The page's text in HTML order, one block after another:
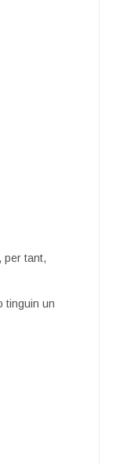
per tant,
tinguin un